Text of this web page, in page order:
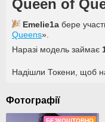
Queen of
Emelie1a бере
Queens».
Наразі модель займає
Надішли Токени, щоб
Фотографії
БЕЗКОШТОВНО